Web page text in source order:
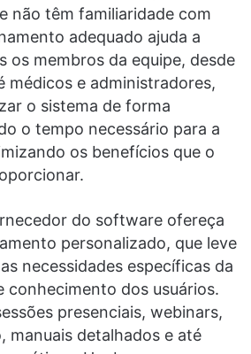
não têm familiaridade com
adequado ajuda a
os membros da equipe, desde
médicos e administradores,
o sistema de forma
o tempo necessário para a
os benefícios que o
do software ofereça
personalizado, que leve
necessidades específicas da
conhecimento dos usuários.
presenciais, webinars,
manuais detalhados e até